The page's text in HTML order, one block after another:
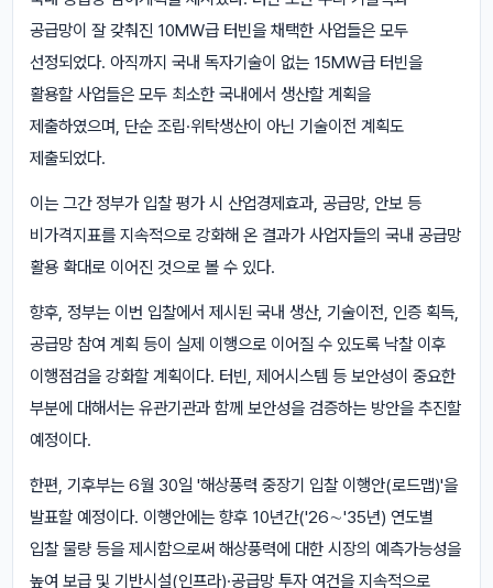
공급망이 잘 갖춰진 10MW급 터빈을 채택한 사업들은 모두
선정되었다. 아직까지 국내 독자기술이 없는 15MW급 터빈을
활용할 사업들은 모두 최소한 국내에서 생산할 계획을
제출하였으며, 단순 조립·위탁생산이 아닌 기술이전 계획도
제출되었다.
이는 그간 정부가 입찰 평가 시 산업경제효과, 공급망, 안보 등
비가격지표를 지속적으로 강화해 온 결과가 사업자들의 국내 공급망
활용 확대로 이어진 것으로 볼 수 있다.
향후, 정부는 이번 입찰에서 제시된 국내 생산, 기술이전, 인증 획득,
공급망 참여 계획 등이 실제 이행으로 이어질 수 있도록 낙찰 이후
이행점검을 강화할 계획이다. 터빈, 제어시스템 등 보안성이 중요한
부분에 대해서는 유관기관과 함께 보안성을 검증하는 방안을 추진할
예정이다.
한편, 기후부는 6월 30일 '해상풍력 중장기 입찰 이행안(로드맵)'을
발표할 예정이다. 이행안에는 향후 10년간('26∼'35년) 연도별
입찰 물량 등을 제시함으로써 해상풍력에 대한 시장의 예측가능성을
높여 보급 및 기반시설(인프라)·공급망 투자 여건을 지속적으로